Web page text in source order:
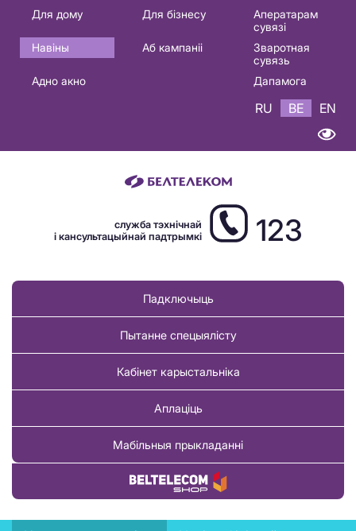
Основная
навигация
BE
Для дому Для бізнесу
Аператарам
сувязі
Навіны
Аб кампаніі
Зваротная
сувязь
Адно акно
Дапамога
RU BE EN
служба тэхнічнай
і кансультацыйнай падтрымкі
123
Падключыць
Пытанне спецыялісту
Кабінет карыстальніка
Аплаціць
Мабільныя прыкладанні
Купіць тавар